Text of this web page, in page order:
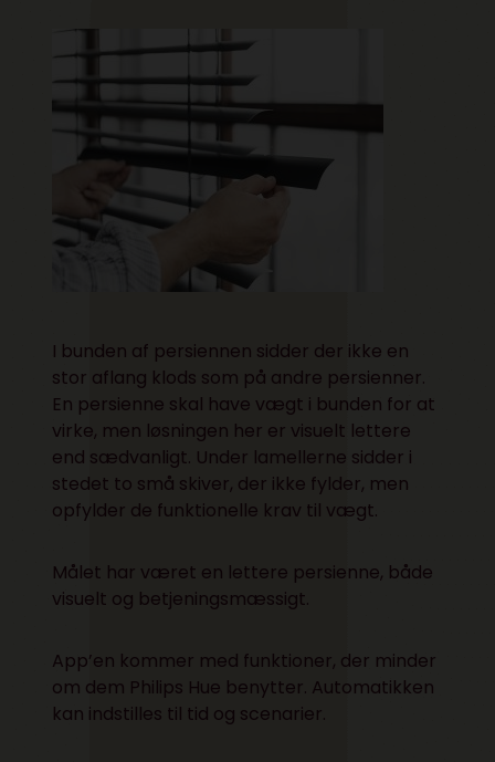
I bunden af persiennen sidder der ikke en
stor aflang klods som på andre persienner.
En persienne skal have vægt i bunden for at
virke, men løsningen her er visuelt lettere
end sædvanligt. Under lamellerne sidder i
stedet to små skiver, der ikke fylder, men
opfylder de funktionelle krav til vægt.
Målet har været en lettere persienne, både
visuelt og betjeningsmæssigt.
App’en kommer med funktioner, der minder
om dem Philips Hue benytter. Automatikken
kan indstilles til tid og scenarier.